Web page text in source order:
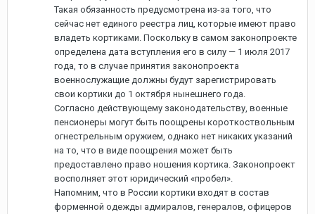
Такая обязанность предусмотрена из-за того, что
сейчас нет единого реестра лиц, которые имеют право
владеть кортиками. Поскольку в самом законопроекте
определена дата вступления его в силу — 1 июля 2017
года, то в случае принятия законопроекта
военнослужащие должны будут зарегистрировать
свои кортики до 1 октября нынешнего года.
Согласно действующему законодательству, военные
пенсионеры могут быть поощрены короткоствольным
огнестрельным оружием, однако нет никаких указаний
на то, что в виде поощрения может быть
предоставлено право ношения кортика. Законопроект
восполняет этот юридический «пробел».
Напомним, что в России кортики входят в состав
форменной одежды адмиралов, генералов, офицеров